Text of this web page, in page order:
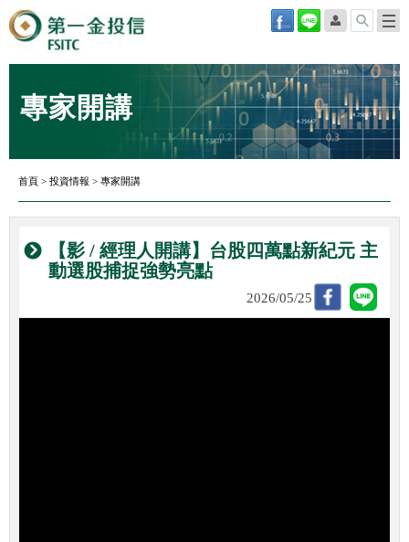
專家開講
首頁 > 投資情報 > 專家開講
【影 / 經理人開講】台股四萬點新紀元 主
動選股捕捉強勢亮點
2026/05/25